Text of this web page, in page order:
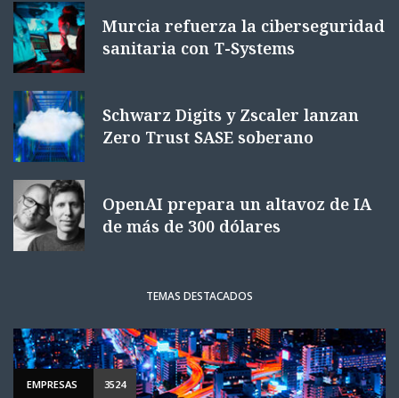
Murcia refuerza la ciberseguridad
sanitaria con T-Systems
Schwarz Digits y Zscaler lanzan
Zero Trust SASE soberano
OpenAI prepara un altavoz de IA
de más de 300 dólares
TEMAS DESTACADOS
EMPRESAS 3524